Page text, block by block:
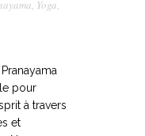
, Yoga,
pour
à travers
et